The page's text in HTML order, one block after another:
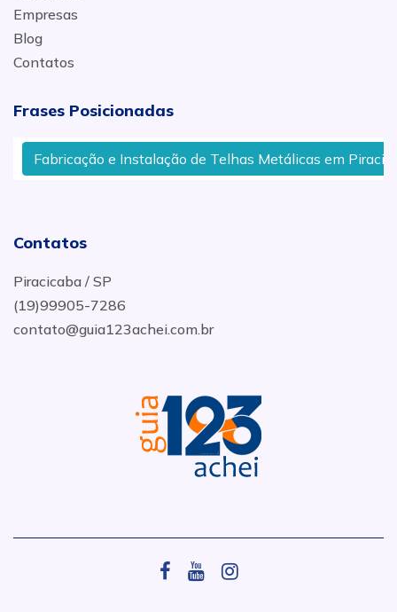
Empresas
Blog
Contatos
Frases Posicionadas
Fabricação e Instalação de Telhas Metálicas em
Contatos
Piracicaba / SP
(19)99905-7286
contato@guia123achei.com.br